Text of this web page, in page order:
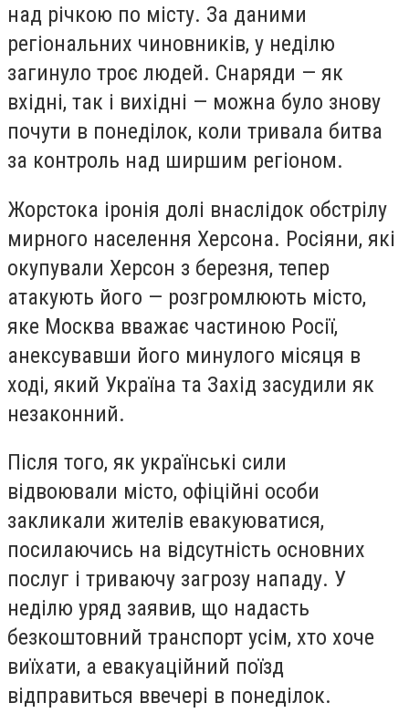
над річкою по місту. За даними
регіональних чиновників, у неділю
загинуло троє людей. Снаряди — як
вхідні, так і вихідні — можна було знову
почути в понеділок, коли тривала битва
за контроль над ширшим регіоном.
Жорстока іронія долі внаслідок обстрілу
мирного населення Херсона. Росіяни, які
окупували Херсон з березня, тепер
атакують його — розгромлюють місто,
яке Москва вважає частиною Росії,
анексувавши його минулого місяця в
ході, який Україна та Захід засудили як
незаконний.
Після того, як українські сили
відвоювали місто, офіційні особи
закликали жителів евакуюватися,
посилаючись на відсутність основних
послуг і триваючу загрозу нападу. У
неділю уряд заявив, що надасть
безкоштовний транспорт усім, хто хоче
виїхати, а евакуаційний поїзд
відправиться ввечері в понеділок.